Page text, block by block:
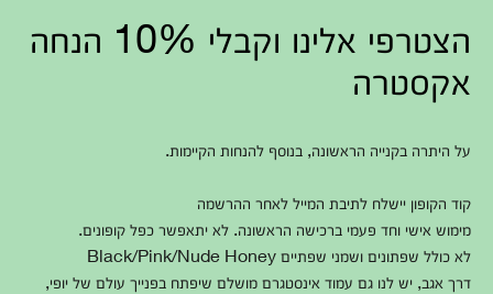
הצטרפי אלינו וקבלי 10% הנחה
אקסטרה
על היתרה בקנייה הראשונה, בנוסף להנחות הקיימות.
קוד הקופון יישלח לתיבת המייל לאחר ההרשמה
מימוש אישי וחד פעמי ברכישה הראשונה. לא יתאפשר כפל קופונים.
לא כולל שפתונים ושמני שפתיים Black/Pink/Nude Honey
דרך אגב, יש לנו גם עמוד אינסטגרם מושלם שיפתח בפנייך עולם של יופי,